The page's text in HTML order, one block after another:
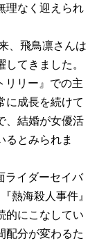
理なく迎えられ
、飛鳥凛さんは
てきました。
リリー』での主
に成長を続けて
、結婚が女優活
るとみられま
ライダーセイバ
熱海殺人事件』
的にこなしてい
配分が変わるた